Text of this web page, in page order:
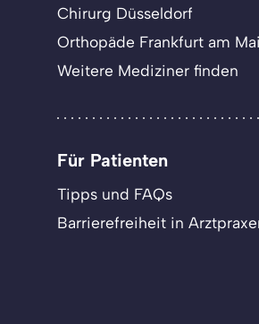
Chirurg Düsseldorf
Orthopäde Frankfurt am
Weitere Mediziner finden
Für Patienten
Tipps und FAQs
Barrierefreiheit in